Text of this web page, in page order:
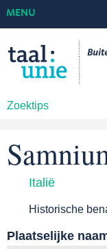
Zoektips
MENU
Italië
Historische
Plaatselijke